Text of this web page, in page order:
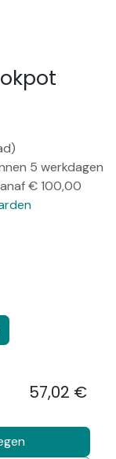
5 werkdagen
€ 100,00
57,02 €